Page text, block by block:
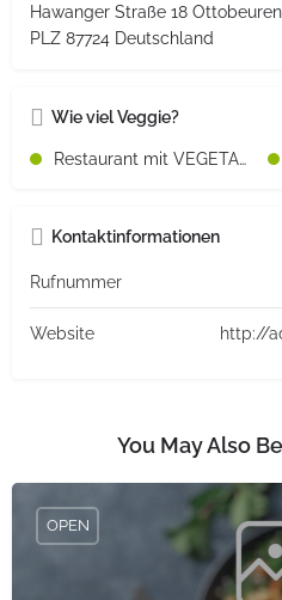
Hawanger Straße 18
PLZ 87724 Deutschland
Wie viel Veggie?
Restaurant mit VEGETARISCHEN Speisen
Kontaktinformationen
Rufnummer
Website http://
You May Also
OPEN